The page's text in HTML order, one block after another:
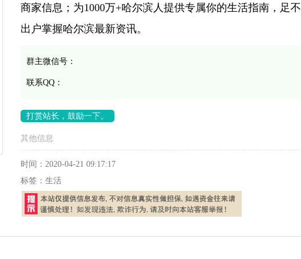
商家信息；为1000万+哈尔滨人提供专属你的生活指南，足不
出户掌握哈尔滨最新资讯。
群主微信号：
联系QQ：
打赏站长，鼓励一下。
其他信息
时间： 2020-04-21 09:17:17
标签： 生活